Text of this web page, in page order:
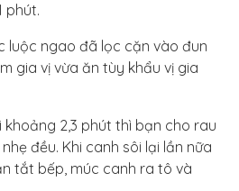
phút.
luộc ngao đã lọc cặn vào đun
gia vị vừa ăn tùy khẩu vị gia
khoảng 2,3 phút thì bạn cho rau
đều. Khi canh sôi lại lần nữa
tắt bếp, múc canh ra tô và